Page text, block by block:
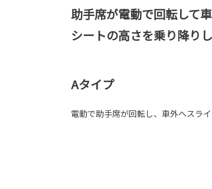
助手席が電動で回転して
シートの高さを乗り降り
Aタイプ
電動で助手席が回転し、車外へスライ